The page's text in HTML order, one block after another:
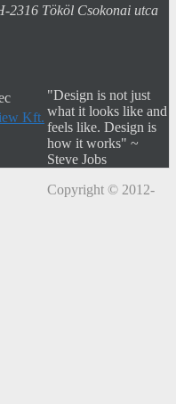
2316 Tököl Csokonai utca
Kft.
"Design is not just
what it looks like and
feels like. Design is
how it works" ~
Steve Jobs
Copyright © 2012-